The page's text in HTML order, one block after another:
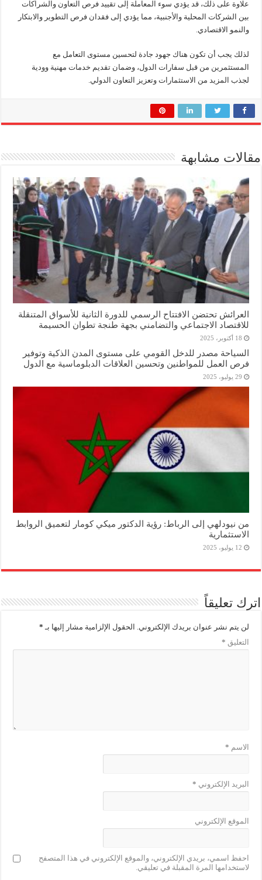
علاوة على ذلك، قد يؤدي سوء المعاملة إلى تقييد فرص التعاون والشراكات
بين الشركات المحلية والأجنبية، مما يؤدي إلى فقدان فرص التطوير والابتكار
والنمو الاقتصادي.
لذلك يجب أن تكون هناك جهود جادة لتحسين مستوى التعامل مع
المستثمرين من قبل سفارات الدول، وضمان تقديم خدمات مهنية وودية
لجذب المزيد من الاستثمارات وتعزيز التعاون الدولي.
مقالات مشابهة
العرائش تحتضن الافتتاح الرسمي للدورة الثانية للأسواق المتنقلة
للاقتصاد الاجتماعي والتضامني بجهة طنجة تطوان الحسيمة
18 أكتوبر، 2025
السياحة مصدر للدخل القومي على مستوى المدن الذكية وتوفير
فرص العمل للمواطنين وتحسين العلاقات الدبلوماسية مع الدول
29 يوليو، 2025
من نيودلهي إلى الرباط: رؤية الدكتور ميكي كومار لتعميق الروابط
الاستثمارية
12 يوليو، 2025
اترك تعليقاً
لن يتم نشر عنوان بريدك الإلكتروني. الحقول الإلزامية مشار إليها بـ *
التعليق *
الاسم *
البريد الإلكتروني *
الموقع الإلكتروني
احفظ اسمي، بريدي الإلكتروني، والموقع الإلكتروني في هذا المتصفح
لاستخدامها المرة المقبلة في تعليقي.